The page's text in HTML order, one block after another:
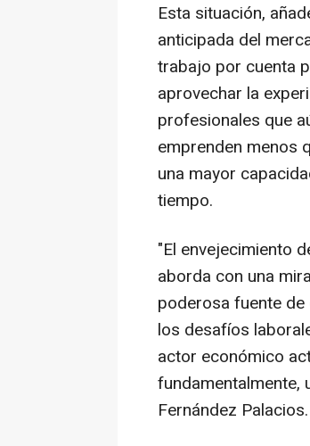
Esta situación,
anticipada del
trabajo por cuenta
aprovechar la
profesionales que
emprenden menos
una mayor
tiempo.
"El envejecimiento
aborda con una
poderosa fuente
los desafíos
actor económico
fundamentalmente,
Fernández Palacios.